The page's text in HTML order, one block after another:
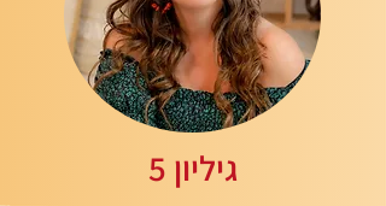
גיליון 5